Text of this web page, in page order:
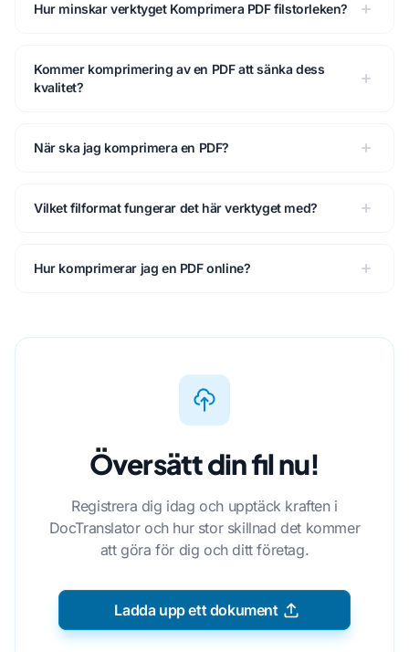
Hur minskar verktyget Komprimera PDF filstorleken?
Kommer komprimering av en PDF att sänka dess
kvalitet?
När ska jag komprimera en PDF?
Vilket filformat fungerar det här verktyget med?
Hur komprimerar jag en PDF online?
Översätt din fil nu!
Registrera dig idag och upptäck kraften i
DocTranslator och hur stor skillnad det kommer
att göra för dig och ditt företag.
Ladda upp ett dokument